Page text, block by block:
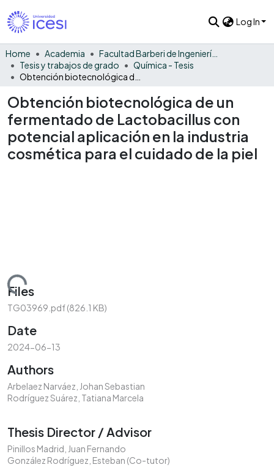
Log In
Home Academia
Facultad Barberi de Ingeniería, Diseño y Ciencias Aplicadas
Tesis y trabajos de grado
Química - Tesis
Obtención biotecnológica de un
fermentado de Lactobacillus con
potencial aplicación en la industria
cosmética para el cuidado de la piel
Loading...
Files
TG03969.pdf(826.1 KB)
Date
2024-06-13
Authors
Arbelaez Narváez, Johan Sebastian
Rodríguez Suárez, Tatiana Marcela
Thesis Director / Advisor
Pinillos Madrid, Juan Fernando
González Rodríguez, Esteban (Co-tutor)